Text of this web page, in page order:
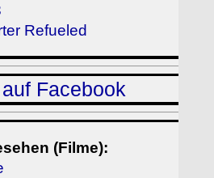
Refueled
Facebook
(Filme):